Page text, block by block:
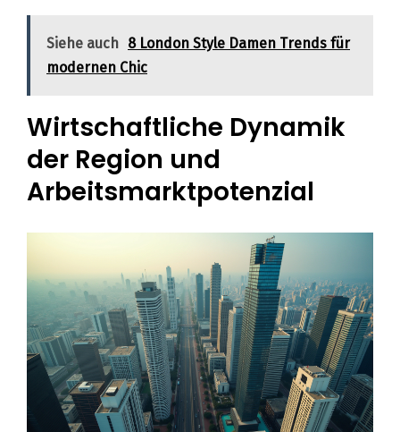
Siehe auch 8 London Style Damen Trends für
modernen Chic
Wirtschaftliche Dynamik
der Region und
Arbeitsmarktpotenzial